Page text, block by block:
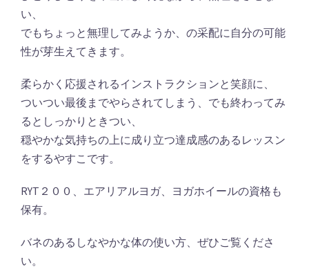
い、
でもちょっと無理してみようか、の采配に自分の可能
性が芽生えてきます。
柔らかく応援されるインストラクションと笑顔に、
ついつい最後までやらされてしまう、でも終わってみ
るとしっかりときつい、
穏やかな気持ちの上に成り立つ達成感のあるレッスン
をするやすこです。
RYT２００、エアリアルヨガ、ヨガホイールの資格も
保有。
バネのあるしなやかな体の使い方、ぜひご覧くださ
い。